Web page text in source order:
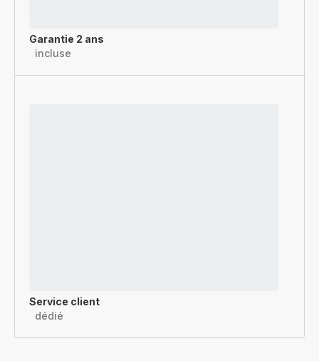
Garantie 2 ans
incluse
Service client
dédié